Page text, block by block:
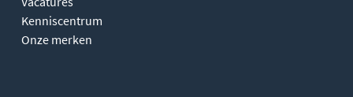
Kenniscentrum
Onze merken